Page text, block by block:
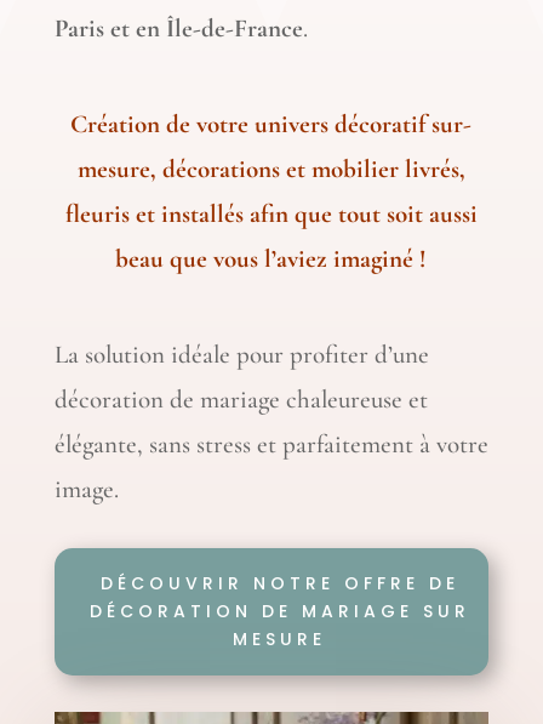
Paris et en Île-de-France.
Création de votre univers décoratif sur-
mesure, décorations et mobilier livrés,
fleuris et installés afin que tout soit aussi
beau que vous l’aviez imaginé !
La solution idéale pour profiter d’une
décoration de mariage chaleureuse et
élégante, sans stress et parfaitement à votre
image.
DÉCOUVRIR NOTRE OFFRE DE
DÉCORATION DE MARIAGE SUR
MESURE